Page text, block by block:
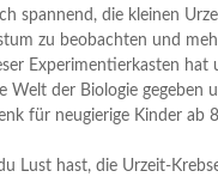
spannend, die kleinen
zu beobachten und
Experimentierkasten hat
Welt der Biologie gegeben
für neugierige Kinder ab
Lust hast, die Urzeit-